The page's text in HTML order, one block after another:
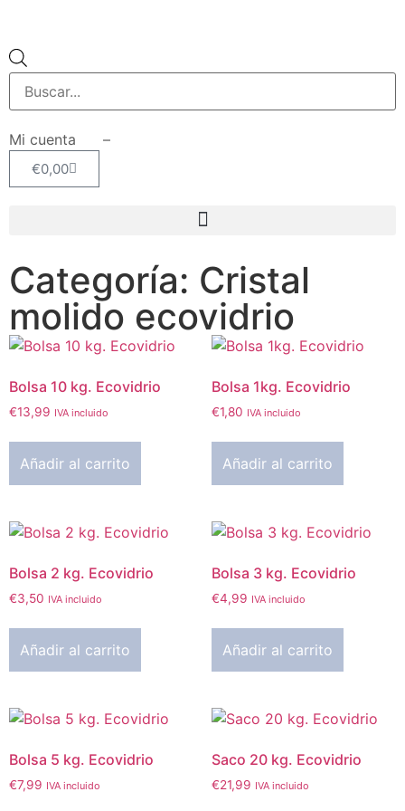
Mi cuenta –
€0,00
Categoría: Cristal
molido ecovidrio
Bolsa 10 kg. Ecovidrio
€13,99 IVA incluido
Añadir al carrito
Bolsa 1kg. Ecovidrio
€1,80 IVA incluido
Añadir al carrito
Bolsa 2 kg. Ecovidrio
€3,50 IVA incluido
Añadir al carrito
Bolsa 3 kg. Ecovidrio
€4,99 IVA incluido
Añadir al carrito
Bolsa 5 kg. Ecovidrio
€7,99 IVA incluido
Saco 20 kg. Ecovidrio
€21,99 IVA incluido